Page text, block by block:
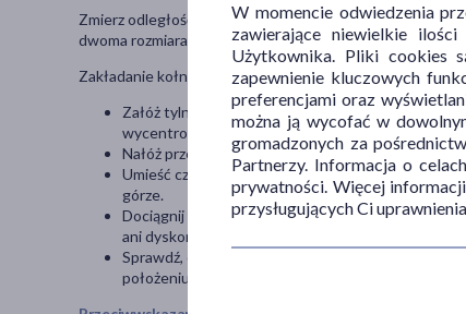
Zmierz odległość od wierzchołka ramion do czubka
dwoma rozmiarami, wybierz mniejszy. Następnie zmierz
Zakładanie kołnierza:
Załóż tylną część kołnierza na kark pacjenta,
wycentrowany.
Nałóż przednią część kołnierza, wsuwając brodę
Umieść część przednią na tylnej i dopasuj
górze.
Dociągnij rzepy po obu stronach w sposób
ani dyskomfortu.
Sprawdź, czy kołnierz jest założony symetrycznie
położeniu. Skontroluj, czy kołnierz nie powoduje
W momencie odwiedzenia
zawierające niewielkie
Użytkownika. Pliki cookies
zapewnienie kluczowych
preferencjami oraz
można ją wycofać w
gromadzonych za
Partnerzy. Informacja o
prywatności. Więcej
przysługujących Ci